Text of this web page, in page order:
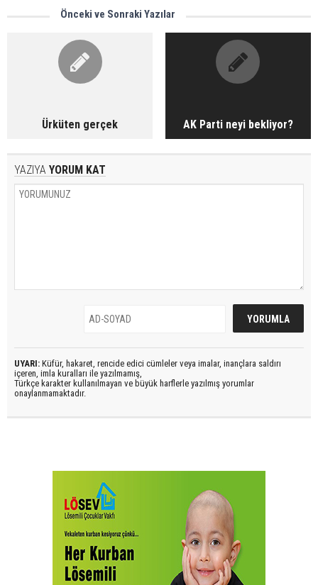
Önceki ve Sonraki Yazılar
Ürküten gerçek AK Parti neyi bekliyor?
YAZIYA YORUM KAT
UYARI: Küfür, hakaret, rencide edici cümleler veya imalar, inançlara saldırı
içeren, imla kuralları ile yazılmamış,
Türkçe karakter kullanılmayan ve büyük harflerle yazılmış yorumlar
onaylanmamaktadır.